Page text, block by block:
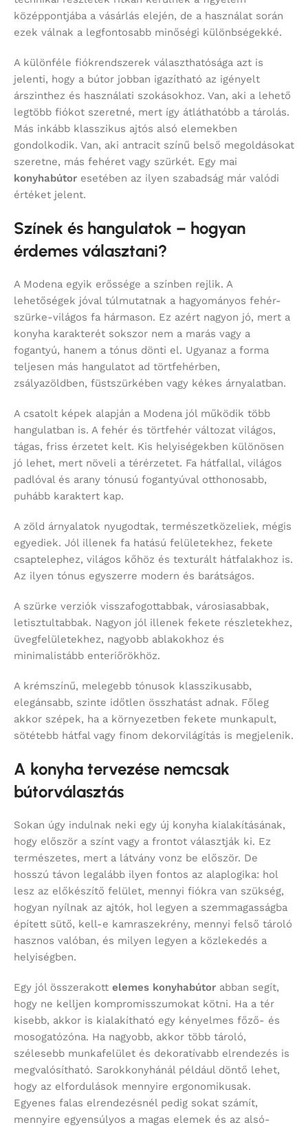
középpontjába a vásárlás elején, de a használat során
ezek válnak a legfontosabb minőségi különbségekké.
A különféle fiókrendszerek választhatósága azt is
jelenti, hogy a bútor jobban igazítható az igényelt
árszinthez és használati szokásokhoz. Van, aki a lehető
legtöbb fiókot szeretné, mert így átláthatóbb a tárolás.
Más inkább klasszikus ajtós alsó elemekben
gondolkodik. Van, aki antracit színű belső megoldásokat
szeretne, más fehéret vagy szürkét. Egy mai
konyhabútor esetében az ilyen szabadság már valódi
értéket jelent.
Színek és hangulatok – hogyan
érdemes választani?
A Modena egyik erőssége a színben rejlik. A
lehetőségek jóval túlmutatnak a hagyományos fehér-
szürke-világos fa hármason. Ez azért nagyon jó, mert a
konyha karakterét sokszor nem a marás vagy a
fogantyú, hanem a tónus dönti el. Ugyanaz a forma
teljesen más hangulatot ad törtfehérben,
zsályazöldben, füstszürkében vagy kékes árnyalatban.
A csatolt képek alapján a Modena jól működik több
hangulatban is. A fehér és törtfehér változat világos,
tágas, friss érzetet kelt. Kis helyiségekben különösen
jó lehet, mert növeli a térérzetet. Fa hátfallal, világos
padlóval és arany tónusú fogantyúval otthonosabb,
puhább karaktert kap.
A zöld árnyalatok nyugodtak, természetközeliek, mégis
egyediek. Jól illenek fa hatású felületekhez, fekete
csaptelephez, világos kőhöz és texturált hátfalakhoz is.
Az ilyen tónus egyszerre modern és barátságos.
A szürke verziók visszafogottabbak, városiasabbak,
letisztultabbak. Nagyon jól illenek fekete részletekhez,
üvegfelületekhez, nagyobb ablakokhoz és
minimalistább enteriőrökhöz.
A krémszínű, melegebb tónusok klasszikusabb,
elegánsabb, szinte időtlen összhatást adnak. Főleg
akkor szépek, ha a környezetben fekete munkapult,
sötétebb hátfal vagy finom dekorvilágítás is megjelenik.
A konyha tervezése nemcsak
bútorválasztás
Sokan úgy indulnak neki egy új konyha kialakításának,
hogy először a színt vagy a frontot választják ki. Ez
természetes, mert a látvány vonz be először. De
hosszú távon legalább ilyen fontos az alaplogika: hol
lesz az előkészítő felület, mennyi fiókra van szükség,
hogyan nyílnak az ajtók, hol legyen a szemmagasságba
épített sütő, kell-e kamraszekrény, mennyi felső tároló
hasznos valóban, és milyen legyen a közlekedés a
helyiségben.
Egy jól összerakott elemes konyhabútor abban segít,
hogy ne kelljen kompromisszumokat kötni. Ha a tér
kisebb, akkor is kialakítható egy kényelmes főző- és
mosogatózóna. Ha nagyobb, akkor több tároló,
szélesebb munkafelület és dekoratívabb elrendezés is
megvalósítható. Sarokkonyhánál például döntő lehet,
hogy az elfordulások mennyire ergonomikusak.
Egyenes falas elrendezésnél pedig sokat számít,
mennyire egyensúlyos a magas elemek és az alsó-